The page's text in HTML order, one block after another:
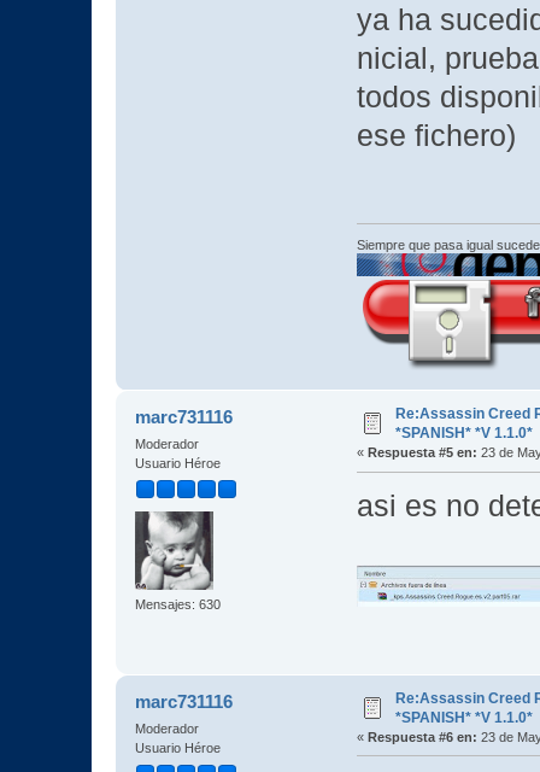
ya ha
nicial,
todos
ese fichero)
Siempre que pasa igual
marc731116
Moderador
Usuario Héroe
Mensajes: 630
Re:Assassin Creed
*SPANISH* *V 1.1.0*
« Respuesta #5 en: 23 de
asi es no
marc731116
Moderador
Usuario Héroe
Re:Assassin Creed
*SPANISH* *V 1.1.0*
« Respuesta #6 en: 23 de